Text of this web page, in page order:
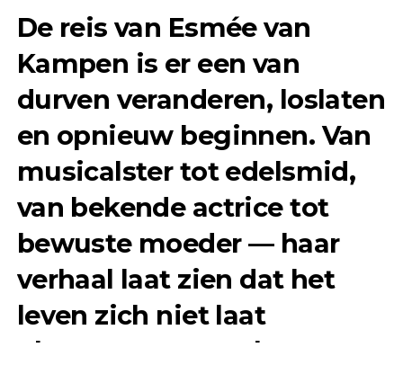
De reis van Esmée van
Kampen is er een van
durven veranderen, loslaten
en opnieuw beginnen. Van
musicalster tot edelsmid,
van bekende actrice tot
bewuste moeder — haar
verhaal laat zien dat het
leven zich niet laat
plannen, maar wel vorm